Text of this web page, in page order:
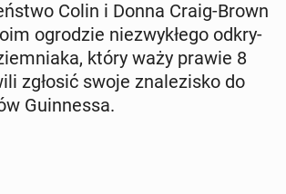
Colin i Donna Craig-Brown
ogro­dzie nie­zwy­kłe­go od­kry­
który waży prawie 8
zgłosić swoje zna­le­zi­sko do
Gu­in­nes­sa.